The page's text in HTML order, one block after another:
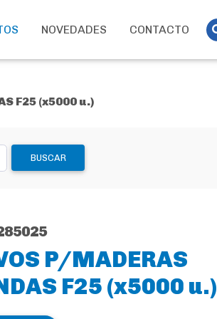
NOVEDADES CONTACTO
F25 (x5000 u.)
BUSCAR
P/MADERAS
F25 (x5000 u.)